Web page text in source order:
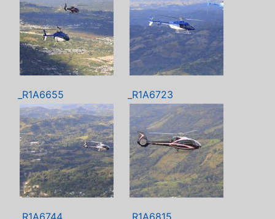
_R1A6655 _R1A6723
_R1A6744 _R1A6815